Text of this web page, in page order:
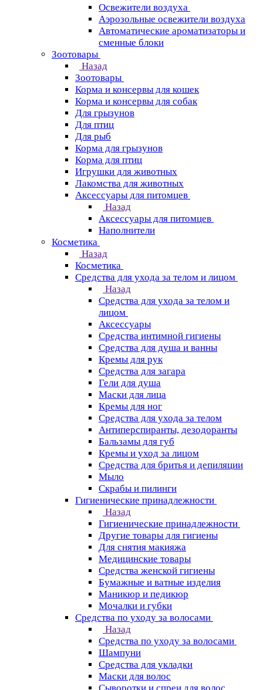
Освежители воздуха
Аэрозольные освежители воздуха
Автоматические ароматизаторы и
сменные блоки
Зоотовары
Назад
Зоотовары
Корма и консервы для кошек
Корма и консервы для собак
Для грызунов
Для птиц
Для рыб
Корма для грызунов
Корма для птиц
Игрушки для животных
Лакомства для животных
Аксессуары для питомцев
Назад
Аксессуары для питомцев
Наполнители
Косметика
Назад
Косметика
Средства для ухода за телом и лицом
Назад
Средства для ухода за телом и
лицом
Аксессуары
Средства интимной гигиены
Средства для душа и ванны
Кремы для рук
Средства для загара
Гели для душа
Маски для лица
Кремы для ног
Средства для ухода за телом
Антиперспиранты, дезодоранты
Бальзамы для губ
Кремы и уход за лицом
Средства для бритья и депиляции
Мыло
Скрабы и пилинги
Гигиенические принадлежности
Назад
Гигиенические принадлежности
Другие товары для гигиены
Для снятия макияжа
Медицинские товары
Средства женской гигиены
Бумажные и ватные изделия
Маникюр и педикюр
Мочалки и губки
Средства по уходу за волосами
Назад
Средства по уходу за волосами
Шампуни
Средства для укладки
Маски для волос